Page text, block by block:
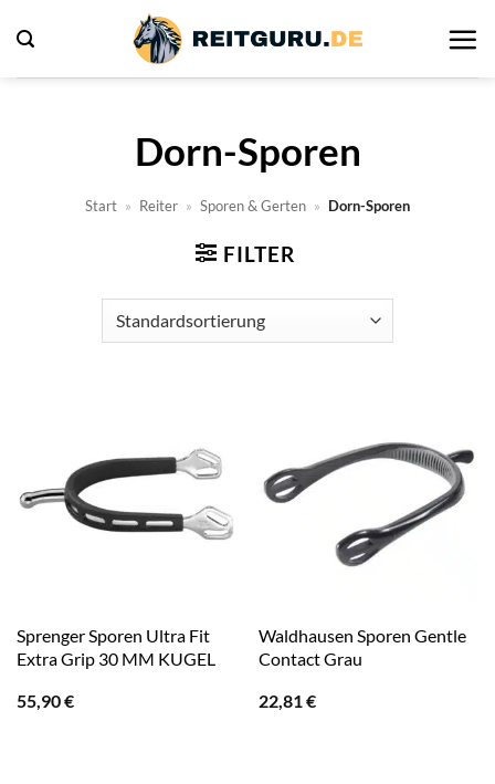
Inhalt
springen
Dorn-Sporen
Start » Reiter » Sporen & Gerten » Dorn-Sporen
FILTER
Sprenger Sporen Ultra Fit
Extra Grip 30 MM KUGEL
55,90€
Waldhausen Sporen Gentle
Contact Grau
22,81 €